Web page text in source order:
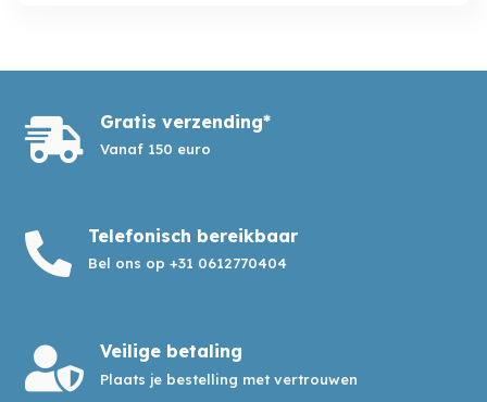
 Gratis verzending*
Vanaf 150 euro
 Telefonisch bereikbaar
Bel ons op +31 0612770404
 Veilige betaling
Plaats je bestelling met vertrouwen